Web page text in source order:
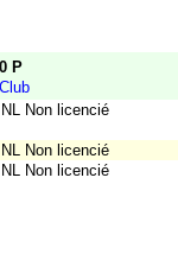
P
Club
NL Non licencié
NL Non licencié
NL Non licencié